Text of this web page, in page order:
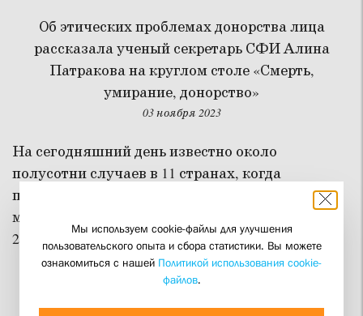
Об этических проблемах донорства лица
рассказала ученый секретарь СФИ Алина
Патракова на круглом столе «Смерть,
умирание, донорство»
03 ноября 2023
На сегодняшний день известно около
полусотни случаев в 11 странах, когда
пересадки лица были осуществлены более или
менее успешно, в том числе в России в
2015 году.
Мы используем cookie-файлы для улучшения
пользовательского опыта и сбора статистики. Вы можете
ознакомиться с нашей Политикой использования cookie-
файлов.